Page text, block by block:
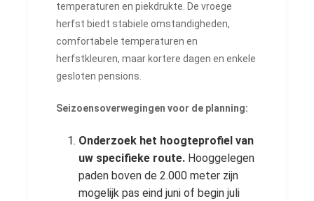
temperaturen en piekdrukte. De vroege
herfst biedt stabiele omstandigheden,
comfortabele temperaturen en
herfstkleuren, maar kortere dagen en enkele
gesloten pensions.
Seizoensoverwegingen voor de planning:
Onderzoek het hoogteprofiel van
uw specifieke route. Hooggelegen
paden boven de 2.000 meter zijn
mogelijk pas eind juni of begin juli